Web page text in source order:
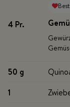
4 Pr.
50 g
1